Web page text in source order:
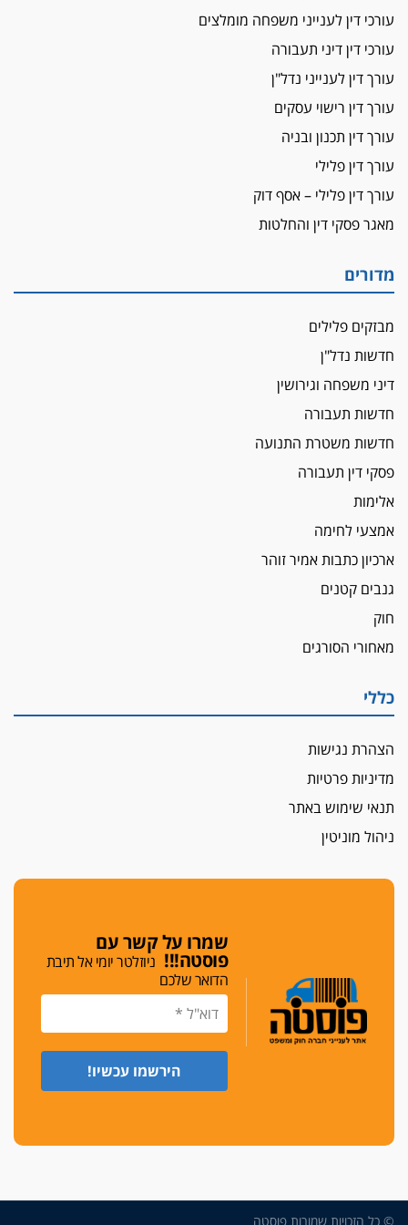
"הבמות של קפלן" לחמאס
מאסר לעורך הדין
מאסר בפועל לעו"ד מהצפון שהגיש תביעות
פיקטיביות בשם פלסטינים
על המידתיות
ביה"ד המשמעתי ביטל השעיה לצמיתות של
אשם
עו"ד הלל בבייב הורשע בהונאת עשרות לקוחות,
ההסדר: 7-9 שנות מאסר
עורך דין ברמת השרון נחקר בחשד למרמה בעסקת
"אני מכינה 5-6 ג'וינטים ביום"
תובעת משטרתית פוטרה בחשד לעישון סמים
לא בכל יום
הכנסת אישרה
הגבלת שכר טרחה בייצוג נכי צה"ל ונפגעי פעולות
איבה
איתות מירושלים
יו"ר המחוז צ'צ'קס מכנס ישיבה להדחת
עם השופטים
נכנס לאינדקס
עו"ד חגי בנימין חצה את הקווים, מפרקליטות ת"א
למשרד פרטי חדש
לפני נקיטת צעדים
כפר מנדא: עורך דין נעצר בחשד להחזקת שני אקדח
די לאלימות
פאנל הלשכה על האלימות: "כישלון שמתחיל בחינוך
ונגמר במשטרה"
בימ"ש מחוזי: החלטת עמית בכר לדחות מינוי מנכ"ל
חדש ללשכה אינה סבירה
עו"ד גלעד מנשה ויאיר בכורו חגגו בר מצווה, שרי
אתיקה בהקפאה
עורכי דין לענייני משפחה מומלצים
עורכי דין דיני תעבורה
עורך דין לענייני נדל"ן
עורך דין רישוי עסקים
עורך דין תכנון ובניה
עורך דין פלילי
עורך דין פלילי – אסף דוק
מאגר פסקי דין והחלטות
מדורים
מבזקים פלילים
חדשות נדל"ן
דיני משפחה וגירושין
חדשות תעבורה
חדשות משטרת התנועה
פסקי דין תעבורה
אלימות
אמצעי לחימה
ארכיון כתבות אמיר זוהר
גנבים קטנים
חוק
מאחורי הסורגים
כללי
הצהרת נגישות
מדיניות פרטיות
תנאי שימוש באתר
ניהול מוניטין
שמרו על קשר עם
פוסטה!!! ניוזלטר יומי אל תיבת
הדואר שלכם
© כל הזכויות שמורות פוסטה